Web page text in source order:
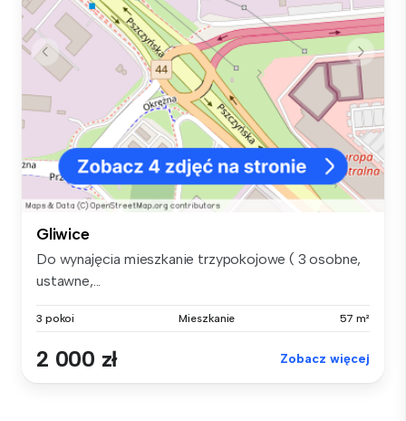
Gliwice
Do wynajęcia mieszkanie trzypokojowe ( 3 osobne,
ustawne,...
3 pokoi Mieszkanie 57 m²
2 000 zł Zobacz więcej